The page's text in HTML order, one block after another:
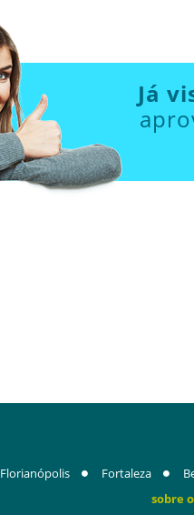
Já
Florianópolis Fortaleza
sobre